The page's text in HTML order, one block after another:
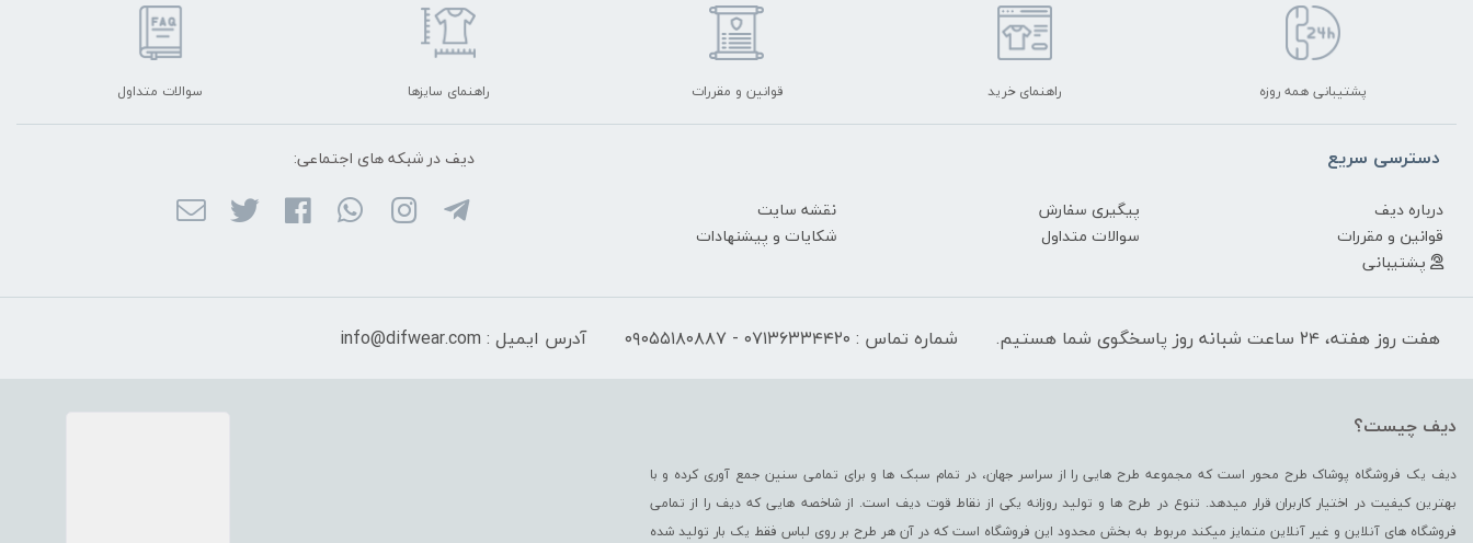
پشتیبانی همه روزه راهنمای خرید قوانین و مقررات راهنمای سایزها سوالات متداول
دسترسی سریع
درباره دیف پیگیری سفارش
نقشه سایت
قوانین و مقررات
سوالات متداول
شکایات و پیشنهادات
پشتیبانی
دیف در شبکه ‌های اجتماعی:
هفت روز هفته، ۲۴ ساعت شبانه روز پاسخگوی شما هستیم. شماره تماس : ۰۷۱۳۶۳۳۴۴۲۰ - ۰۹۰۵۵۱۸۰۸۸۷ آدرس ایمیل : info@difwear.com
دیف چیست؟
دیف یک فروشگاه پوشاک طرح محور است که مجموعه طرح هایی را از سراسر جهان، در تمام سبک ها و برای تمامی سنین جمع آوری کرده و با
بهترین کیفیت در اختیار کاربران قرار میدهد. تنوع در طرح ها و تولید روزانه یکی از نقاط قوت دیف است. از شاخصه هایی که دیف را از تمامی
فروشگاه های آنلاین و غیر آنلاین متمایز میکند مربوط به بخش محدود این فروشگاه است که در آن هر طرح بر روی لباس فقط یک بار تولید شده